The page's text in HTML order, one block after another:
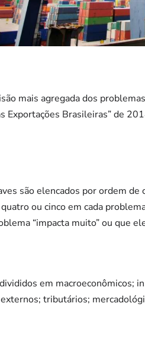
mais agregada dos
Exportações Brasileiras” de
são elencados por ordem
ou cinco em cada
“impacta muito” ou que
em macroeconômicos;
tributários;